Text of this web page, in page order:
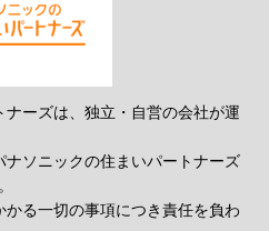
ーズは、独立・自営の会社が運
ソニックの住まいパートナーズ
る一切の事項につき責任を負わ